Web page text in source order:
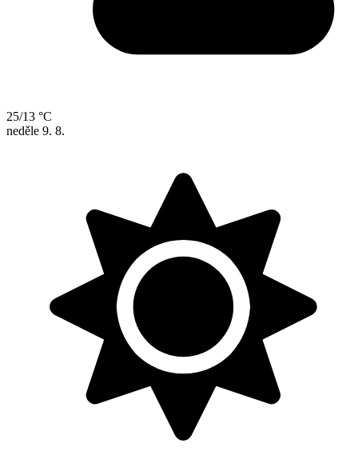
25/13 °C
neděle 9. 8.